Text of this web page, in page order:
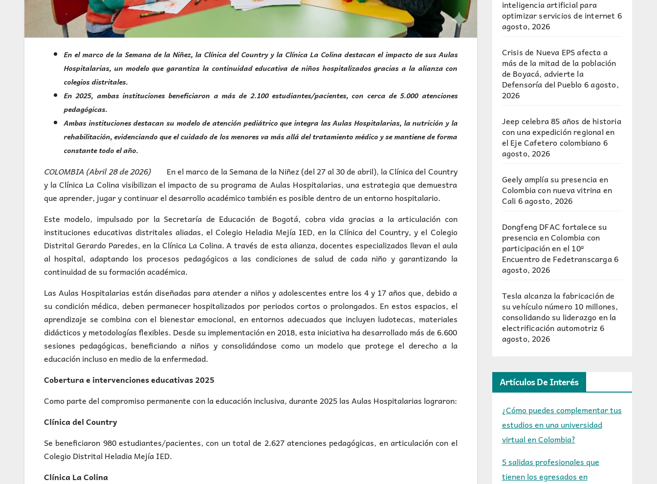
En el marco de la Semana de la Niñez, la Clínica del Country y la Clínica La Colina destacan el impacto de sus Aulas
Hospitalarias, un modelo que garantiza la continuidad educativa de niños hospitalizados gracias a la alianza con
colegios distritales.
En 2025, ambas instituciones beneficiaron a más de 2.100 estudiantes/pacientes, con cerca de 5.000 atenciones
pedagógicas.
Ambas instituciones destacan su modelo de atención pediátrico que integra las Aulas Hospitalarias, la nutrición y la
rehabilitación, evidenciando que el cuidado de los menores va más allá del tratamiento médico y se mantiene de forma
constante todo el año.
COLOMBIA (Abril 28 de 2026) En el marco de la Semana de la Niñez (del 27 al 30 de abril), la Clínica del Country
y la Clínica La Colina visibilizan el impacto de su programa de Aulas Hospitalarias, una estrategia que demuestra
que aprender, jugar y continuar el desarrollo académico también es posible dentro de un entorno hospitalario.
Este modelo, impulsado por la Secretaría de Educación de Bogotá, cobra vida gracias a la articulación con
instituciones educativas distritales aliadas, el Colegio Heladia Mejía IED, en la Clínica del Country, y el Colegio
Distrital Gerardo Paredes, en la Clínica La Colina. A través de esta alianza, docentes especializados llevan el aula
al hospital, adaptando los procesos pedagógicos a las condiciones de salud de cada niño y garantizando la
continuidad de su formación académica.
Las Aulas Hospitalarias están diseñadas para atender a niños y adolescentes entre los 4 y 17 años que, debido a
su condición médica, deben permanecer hospitalizados por periodos cortos o prolongados. En estos espacios, el
aprendizaje se combina con el bienestar emocional, en entornos adecuados que incluyen ludotecas, materiales
didácticos y metodologías flexibles. Desde su implementación en 2018, esta iniciativa ha desarrollado más de 6.600
sesiones pedagógicas, beneficiando a niños y consolidándose como un modelo que protege el derecho a la
educación incluso en medio de la enfermedad.
Cobertura e intervenciones educativas 2025
Como parte del compromiso permanente con la educación inclusiva, durante 2025 las Aulas Hospitalarias lograron:
Clínica del Country
Se beneficiaron 980 estudiantes/pacientes, con un total de 2.627 atenciones pedagógicas, en articulación con el
Colegio Distrital Heladia Mejía IED.
Clínica La Colina
inteligencia artificial para
optimizar servicios de internet 6
agosto, 2026
Crisis de Nueva EPS afecta a
más de la mitad de la población
de Boyacá, advierte la
Defensoría del Pueblo6 agosto,
2026
Jeep celebra 85 años de historia
con una expedición regional en
el Eje Cafetero colombiano6
agosto, 2026
Geely amplía su presencia en
Colombia con nueva vitrina en
Cali 6 agosto, 2026
Dongfeng DFAC fortalece su
presencia en Colombia con
participación en el 10º
Encuentro de Fedetranscarga6
agosto, 2026
Tesla alcanza la fabricación de
su vehículo número 10 millones,
consolidando su liderazgo en la
electrificación automotriz6
agosto, 2026
Artículos De Interés
¿Cómo puedes complementar tus
estudios en una universidad
virtual en Colombia?
5 salidas profesionales que
tienen los egresados en